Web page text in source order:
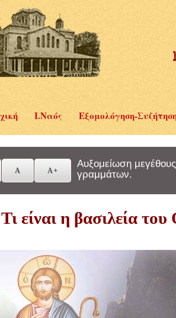
Ι.Ναός Εξομολόγηση-
Αυξομείωση μεγέθους
γραμμάτων.
Τι είναι η βασιλεία